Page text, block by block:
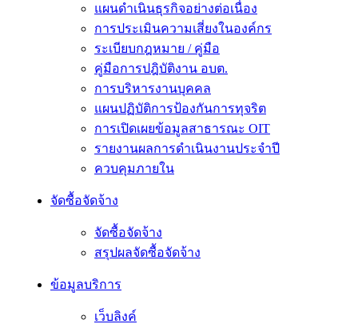
แผนดำเนินธุรกิจอย่างต่อเนื่อง
การประเมินความเสี่ยงในองค์กร
ระเบียบกฎหมาย / คู่มือ
คู่มือการปฎิบัติงาน อบต.
การบริหารงานบุคคล
แผนปฏิบัติการป้องกันการทุจริต
การเปิดเผยข้อมูลสาธารณะ OIT
รายงานผลการดำเนินงานประจำปี
ควบคุมภายใน
จัดซื้อจัดจ้าง
จัดซื้อจัดจ้าง
สรุปผลจัดซื้อจัดจ้าง
ข้อมูลบริการ
เว็บลิงค์